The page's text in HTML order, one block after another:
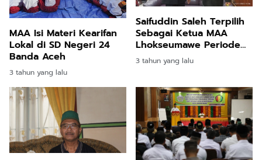
MAA Isi Materi Kearifan
Lokal di SD Negeri 24
Banda Aceh
3 tahun yang lalu
Saifuddin Saleh Terpilih
Sebagai Ketua MAA
Lhokseumawe Periode
2023-2028
3 tahun yang lalu